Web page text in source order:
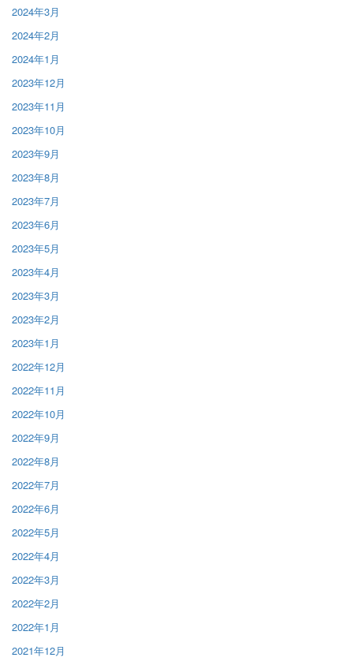
2024年3月
2024年2月
2024年1月
2023年12月
2023年11月
2023年10月
2023年9月
2023年8月
2023年7月
2023年6月
2023年5月
2023年4月
2023年3月
2023年2月
2023年1月
2022年12月
2022年11月
2022年10月
2022年9月
2022年8月
2022年7月
2022年6月
2022年5月
2022年4月
2022年3月
2022年2月
2022年1月
2021年12月